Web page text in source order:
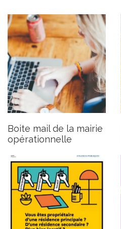
Boite mail de la mairie
opérationnelle
Gérer mes biens
immobiliers : un nouveau
service en ligne pour les
usagers propriétaires
Publié le lundi 20 février 2023